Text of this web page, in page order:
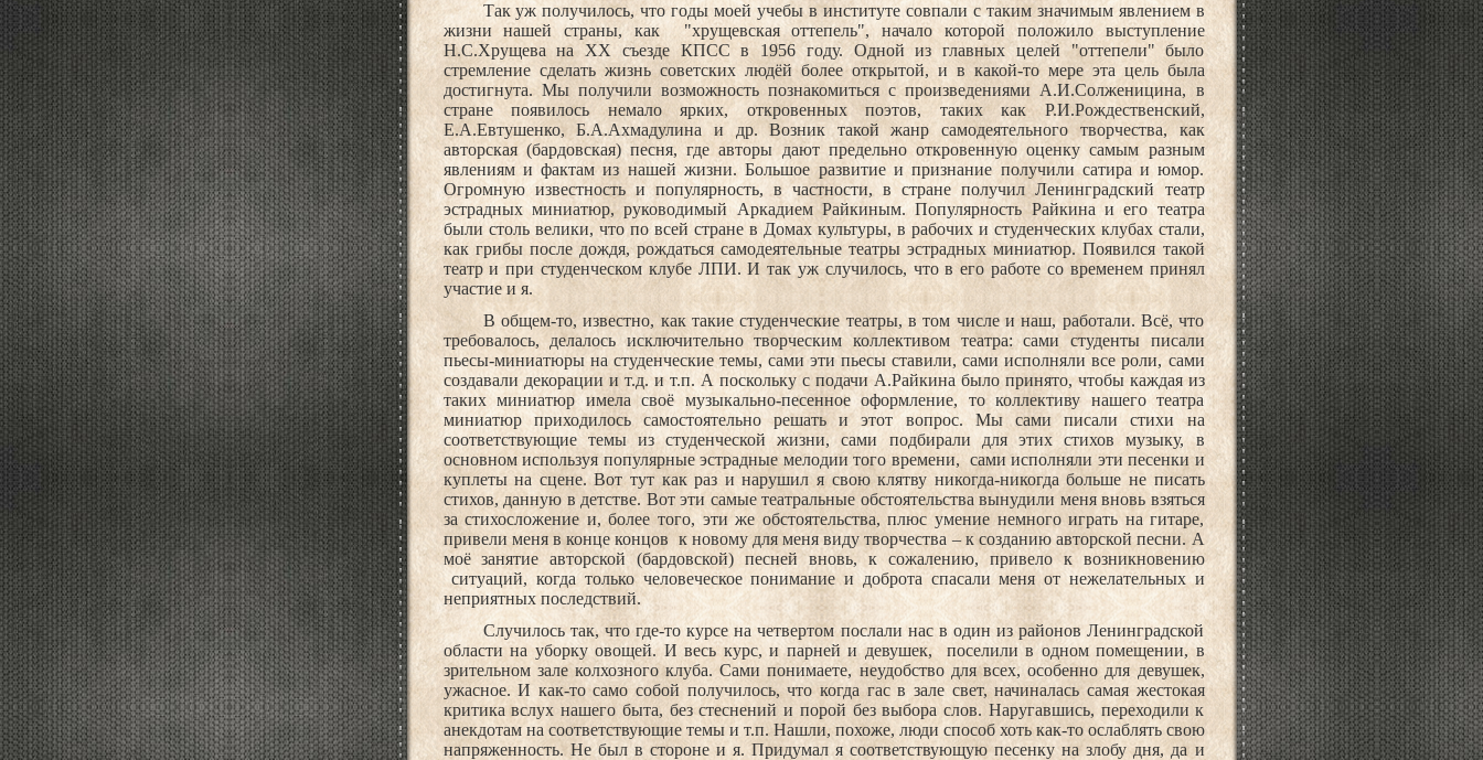
Так уж получилось, что годы моей учебы в институте совпали с таким значимым явлением в
жизни нашей страны, как
"хрущевская оттепель", начало которой положило выступление
Н.С.Хрущева на ХХ съезде КПСС в 1956 году. Одной из главных целей "оттепели" было
стремление сделать жизнь советских людёй более открытой, и в какой-то мере эта цель была
достигнута. Мы получили возможность познакомиться с произведениями А.И.Солженицина, в
стране появилось немало ярких, откровенных поэтов, таких как Р.И.Рождественский,
Е.А.Евтушенко, Б.А.Ахмадулина и др. Возник такой жанр самодеятельного творчества, как
авторская (бардовская) песня, где авторы дают предельно откровенную оценку самым разным
явлениям и фактам из нашей жизни. Большое развитие и признание получили сатира и юмор.
Огромную известность и популярность, в частности, в стране получил Ленинградский театр
эстрадных миниатюр, руководимый Аркадием Райкиным. Популярность Райкина и его театра
были столь велики, что по всей стране в Домах культуры, в рабочих и студенческих клубах стали,
как грибы после дождя, рождаться самодеятельные театры эстрадных миниатюр. Появился такой
театр и при студенческом клубе ЛПИ. И так уж случилось, что в его работе со временем принял
участие и я.
В общем-то, известно, как такие студенческие театры, в том числе и наш, работали. Всё, что
требовалось, делалось исключительно творческим коллективом театра: сами студенты писали
пьесы-миниатюры на студенческие темы, сами эти пьесы ставили, сами исполняли все роли, сами
создавали декорации и т.д. и т.п. А поскольку с подачи А.Райкина было принято, чтобы каждая из
таких миниатюр имела своё музыкально-песенное оформление, то коллективу нашего театра
миниатюр приходилось самостоятельно решать и этот вопрос. Мы сами писали стихи на
соответствующие темы из студенческой жизни, сами подбирали для этих стихов музыку, в
основном используя популярные эстрадные мелодии того времени, сами исполняли эти песенки и
куплеты на сцене. Вот тут как раз и нарушил я свою клятву никогда-никогда больше не писать
стихов, данную в детстве. Вот эти самые театральные обстоятельства вынудили меня вновь взяться
за стихосложение и, более того, эти же обстоятельства, плюс умение немного играть на гитаре,
привели меня в конце концов к новому для меня виду творчества – к созданию авторской песни. А
моё занятие авторской (бардовской) песней вновь, к сожалению, привело к возникновению
ситуаций, когда только человеческое понимание и доброта спасали меня от нежелательных и
неприятных последствий.
Случилось так, что где-то курсе на четвертом послали нас в один из районов Ленинградской
области на уборку овощей. И весь курс, и парней и девушек,
поселили в одном помещении, в
зрительном зале колхозного клуба. Сами понимаете, неудобство для всех, особенно для девушек,
ужасное. И как-то само собой получилось, что когда гас в зале свет, начиналась самая жестокая
критика вслух нашего быта, без стеснений и порой без выбора слов. Наругавшись, переходили к
анекдотам на соответствующие темы и т.п. Нашли, похоже, люди способ хоть как-то ослаблять свою
напряженность. Не был в стороне и я. Придумал я соответствующую песенку на злобу дня, да и